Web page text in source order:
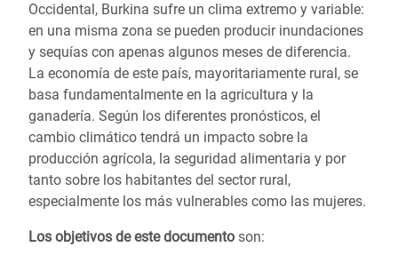
Occidental, Burkina sufre un clima extremo y variable:
en una misma zona se pueden producir inundaciones
y sequías con apenas algunos meses de diferencia.
La economía de este país, mayoritariamente rural, se
basa fundamentalmente en la agricultura y la
ganadería. Según los diferentes pronósticos, el
cambio climático tendrá un impacto sobre la
producción agrícola, la seguridad alimentaria y por
tanto sobre los habitantes del sector rural,
especialmente los más vulnerables como las mujeres.
Los objetivos de este documento son: